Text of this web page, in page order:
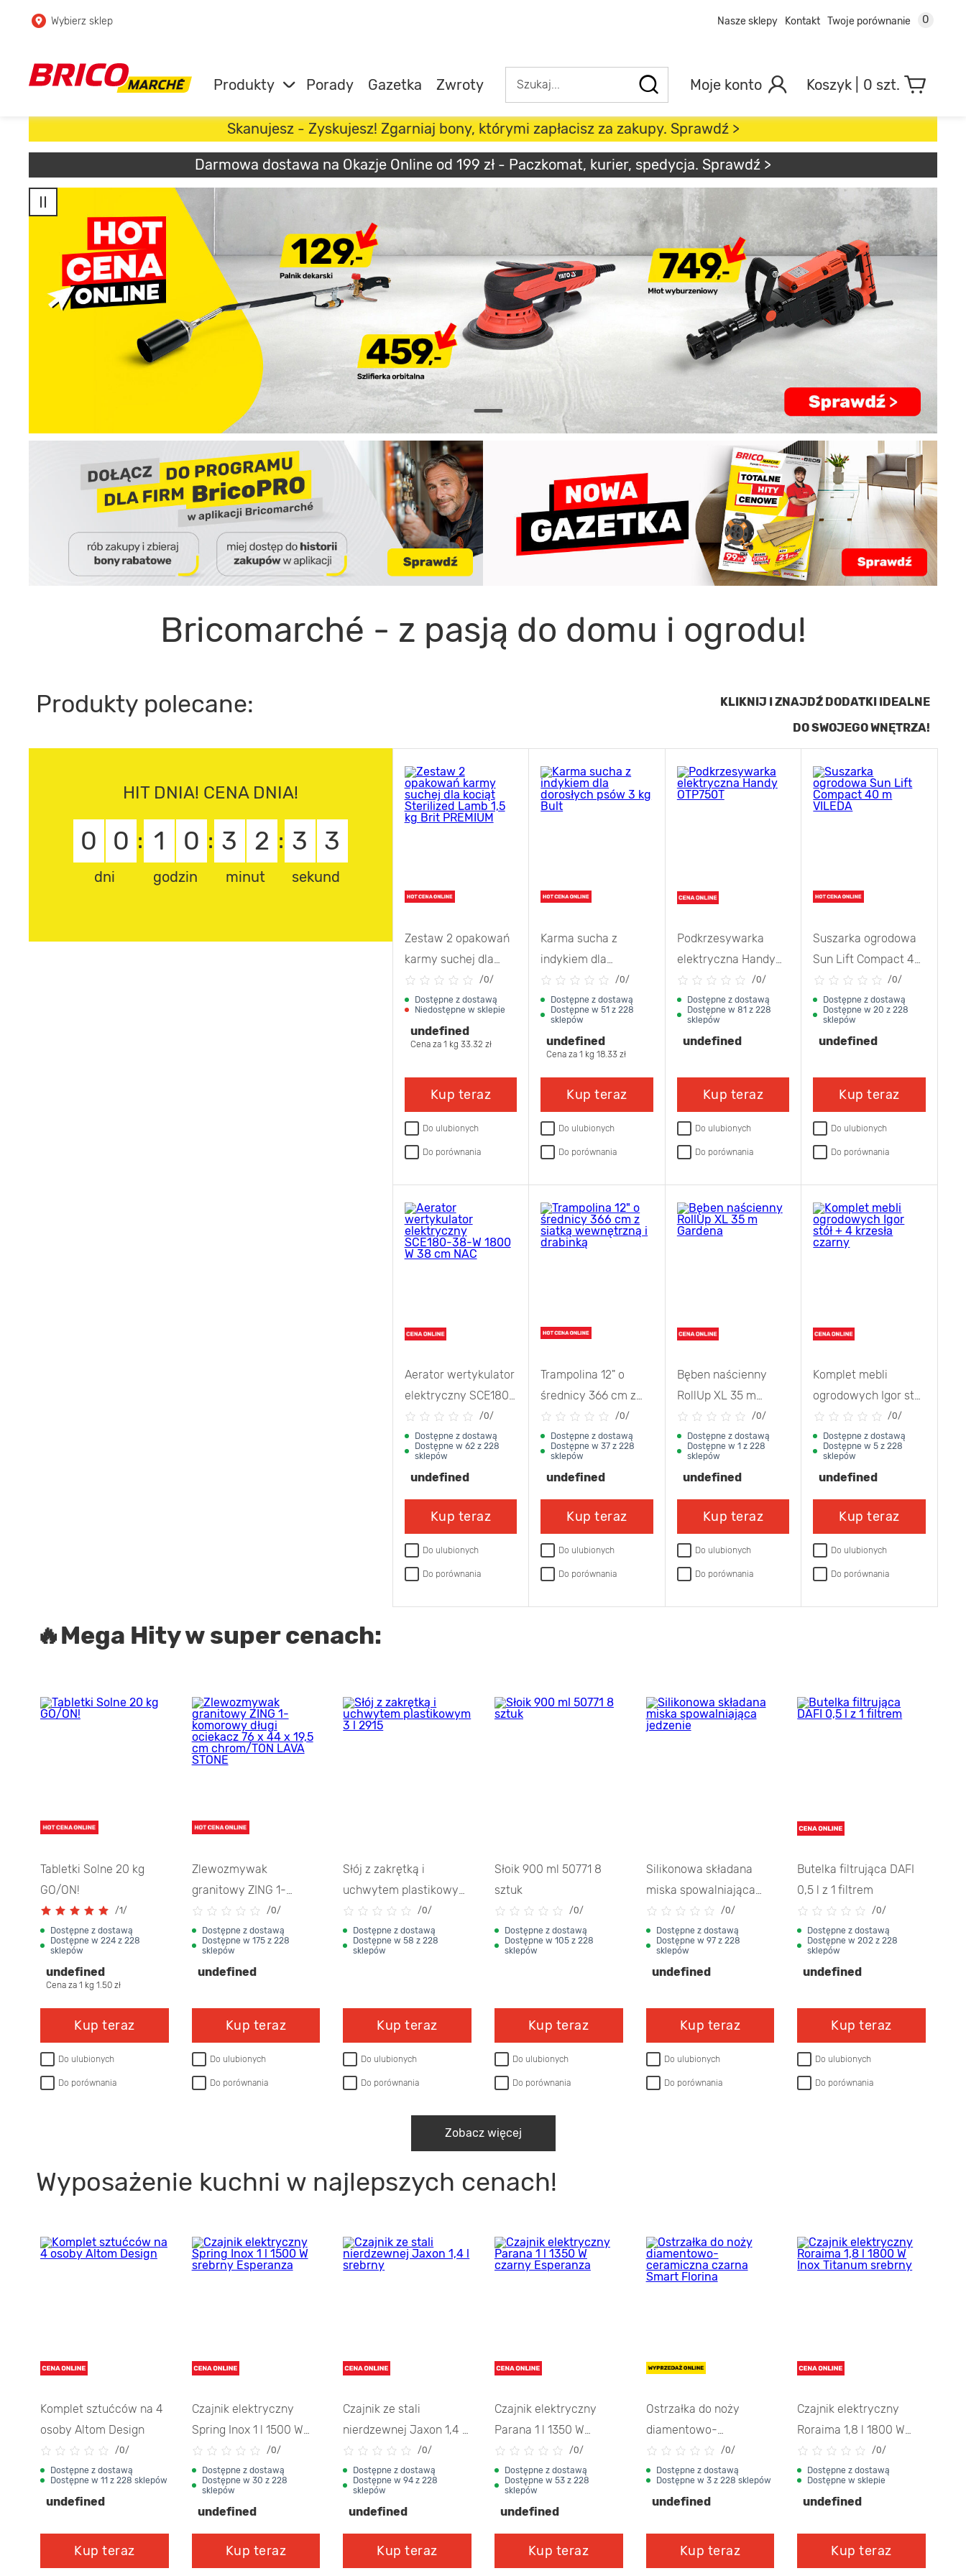
Przejdź do głównej zawartości
Przejdź do wyszukiwarki
Przejdź do kontaktu
Wybierz sklep Nasze sklepy Kontakt Twoje porównanie 0
Produkty Porady Gazetka Zwroty Moje konto 0 szt.
Skanujesz - Zyskujesz! Zgarniaj bony, którymi zapłacisz za zakupy. Sprawdź >
Darmowa dostawa na Okazje Online od 199 zł - Paczkomat, kurier, spedycja. Sprawdź >
Bricomarché - z pasją do domu i ogrodu!
Produkty polecane:
KLIKNIJ I ZNAJDŹ DODATKI IDEALNE
DO SWOJEGO WNĘTRZA!
HIT DNIA! CENA DNIA!
0 0
dni
: 1 0
godzin
: 3 2
minut
: 3 1
sekund
Zestaw 2 opakowań
karmy suchej dla
kociąt Sterilized
Lamb 1,5 kg Brit
/0/
Dostępne z dostawą
Niedostępne w sklepie
undefined
Cena za 1 kg 33.32 zł
Kup teraz
Do ulubionych
Do porównania
Karma sucha z
indykiem dla
dorosłych psów 3 kg
Bult
/0/
Dostępne z dostawą
Dostępne w 51 z 228
sklepów
undefined
Cena za 1 kg 18.33 zł
Kup teraz
Do ulubionych
Do porównania
Podkrzesywarka
elektryczna Handy
OTP750T
/0/
Dostępne z dostawą
Dostępne w 81 z 228
sklepów
undefined
Kup teraz
Do ulubionych
Do porównania
Suszarka ogrodowa
Sun Lift Compact 40
m VILEDA
/0/
Dostępne z dostawą
Dostępne w 20 z 228
sklepów
undefined
Kup teraz
Do ulubionych
Do porównania
Aerator wertykulator
elektryczny SCE180-
38-W 1800 W 38 cm
NAC
/0/
Dostępne z dostawą
Dostępne w 62 z 228
sklepów
undefined
Kup teraz
Do ulubionych
Do porównania
Trampolina 12" o
średnicy 366 cm z
siatką wewnętrzną i
drabinką
/0/
Dostępne z dostawą
Dostępne w 37 z 228
sklepów
undefined
Kup teraz
Do ulubionych
Do porównania
Bęben naścienny
RollUp XL 35 m
Gardena
/0/
Dostępne z dostawą
Dostępne w 1 z 228
sklepów
undefined
Kup teraz
Do ulubionych
Do porównania
Komplet mebli
ogrodowych Igor stół
+ 4 krzesła czarny
/0/
Dostępne z dostawą
Dostępne w 5 z 228
sklepów
undefined
Kup teraz
Do ulubionych
Do porównania
🔥Mega Hity w super cenach:
Tabletki Solne 20 kg
GO/ON!
/1/
Dostępne z dostawą
Dostępne w 224 z 228
sklepów
undefined
Cena za 1 kg 1.50 zł
Kup teraz
Do ulubionych
Do porównania
Zlewozmywak
granitowy ZING 1-
komorowy długi
ociekacz 76 x 44 x 19,5
cm chrom/TON LAVA
STONE
/0/
Dostępne z dostawą
Dostępne w 175 z 228
sklepów
undefined
Kup teraz
Do ulubionych
Do porównania
Słój z zakrętką i
uchwytem plastikowym
3 l 2915
/0/
Dostępne z dostawą
Dostępne w 58 z 228
sklepów
Kup teraz
Do ulubionych
Do porównania
Słoik 900 ml 50771 8
sztuk
/0/
Dostępne z dostawą
Dostępne w 105 z 228
sklepów
Kup teraz
Do ulubionych
Do porównania
Silikonowa składana
miska spowalniająca
jedzenie
/0/
Dostępne z dostawą
Dostępne w 97 z 228
sklepów
undefined
Kup teraz
Do ulubionych
Do porównania
Butelka filtrująca DAFI
0,5 l z 1 filtrem
/0/
Dostępne z dostawą
Dostępne w 202 z 228
sklepów
undefined
Kup teraz
Do ulubionych
Do porównania
Zobacz więcej
Wyposażenie kuchni w najlepszych cenach!
Komplet sztućców na 4
osoby Altom Design
/0/
Dostępne z dostawą
Dostępne w 11 z 228 sklepów
undefined
Kup teraz
Czajnik elektryczny
Spring Inox 1 l 1500 W
srebrny Esperanza
/0/
Dostępne z dostawą
Dostępne w 30 z 228
sklepów
undefined
Kup teraz
Czajnik ze stali
nierdzewnej Jaxon 1,4 l
srebrny
/0/
Dostępne z dostawą
Dostępne w 94 z 228
sklepów
undefined
Kup teraz
Czajnik elektryczny
Parana 1 l 1350 W
czarny Esperanza
/0/
Dostępne z dostawą
Dostępne w 53 z 228
sklepów
undefined
Kup teraz
Ostrzałka do noży
diamentowo-
ceramiczna czarna
Smart Florina
/0/
Dostępne z dostawą
Dostępne w 3 z 228 sklepów
undefined
Kup teraz
Czajnik elektryczny
Roraima 1,8 l 1800 W
Inox Titanum srebrny
/0/
Dostępne z dostawą
Dostępne w 46 z 228
Kup teraz